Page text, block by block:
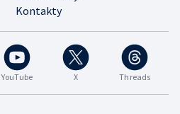
Kontakty
YouTube X Threads